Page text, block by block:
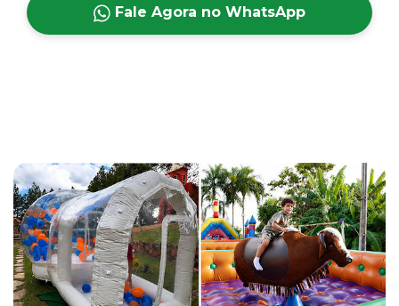
Fale Agora no WhatsApp